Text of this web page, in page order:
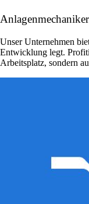
Unser Unternehmen
Entwicklung legt.
Arbeitsplatz, sondern